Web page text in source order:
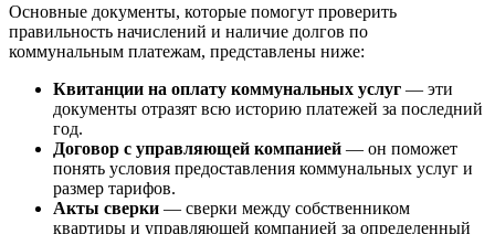
Основные документы, которые помогут проверить
правильность начислений и наличие долгов по
коммунальным платежам, представлены ниже:
Квитанции на оплату коммунальных услуг — эти
документы отразят всю историю платежей за последний
год.
Договор с управляющей компанией — он поможет
понять условия предоставления коммунальных услуг и
размер тарифов.
Акты сверки — сверки между собственником
квартиры и управляющей компанией за определенный